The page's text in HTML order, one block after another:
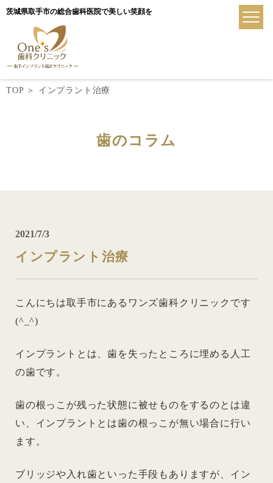
茨城県取手市の総合歯科医院で美しい笑顔を
TOP＞ インプラント治療
歯のコラム
2021/7/3
インプラント治療
こんにちは取手市にあるワンズ歯科クリニックです
(^_^)
インプラントとは、歯を失ったところに埋める人工
の歯です。
歯の根っこが残った状態に被せものをするのとは違
い、インプラントとは歯の根っこが無い場合に行い
ます。
ブリッジや入れ歯といった手段もありますが、イン